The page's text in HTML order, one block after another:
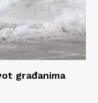
građanima